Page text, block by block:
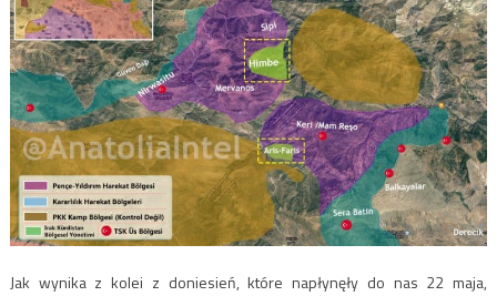
Jak wynika z kolei z doniesień, które napłynęły do nas 22 maja,